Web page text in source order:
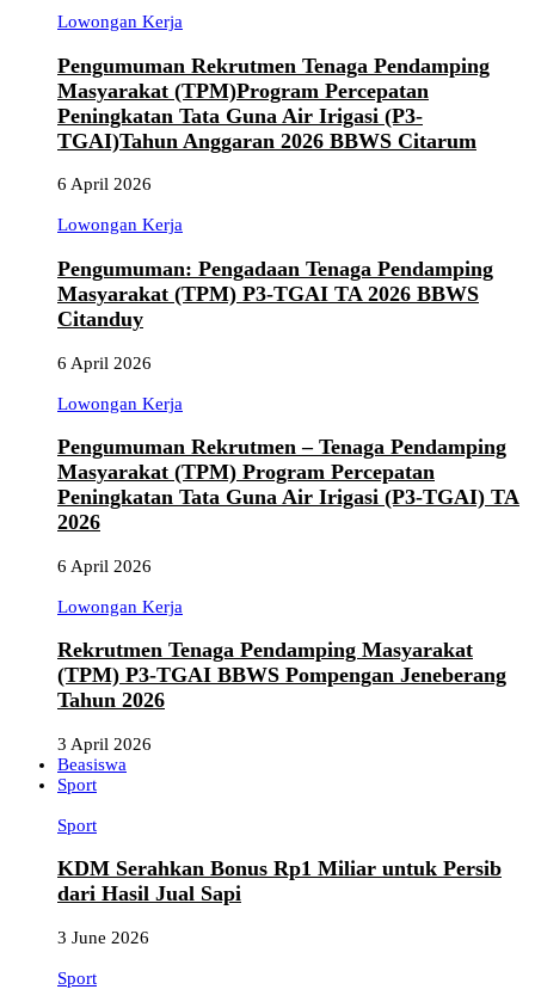
Lowongan Kerja
Pengumuman Rekrutmen Tenaga Pendamping
Masyarakat (TPM)Program Percepatan
Peningkatan Tata Guna Air Irigasi (P3-
TGAI)Tahun Anggaran 2026 BBWS Citarum
6 April 2026
Lowongan Kerja
Pengumuman: Pengadaan Tenaga Pendamping
Masyarakat (TPM) P3-TGAI TA 2026 BBWS
Citanduy
6 April 2026
Lowongan Kerja
Pengumuman Rekrutmen – Tenaga Pendamping
Masyarakat (TPM) Program Percepatan
Peningkatan Tata Guna Air Irigasi (P3-TGAI) TA
2026
6 April 2026
Lowongan Kerja
Rekrutmen Tenaga Pendamping Masyarakat
(TPM) P3-TGAI BBWS Pompengan Jeneberang
Tahun 2026
3 April 2026
Beasiswa
Sport
Sport
KDM Serahkan Bonus Rp1 Miliar untuk Persib
dari Hasil Jual Sapi
3 June 2026
Sport